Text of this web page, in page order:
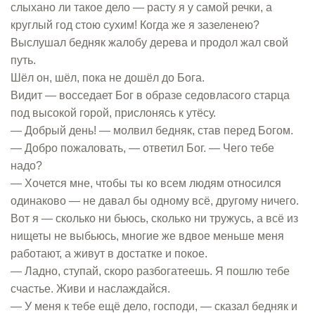
слыхано ли такое дело — расту я у самой речки, а
круглый год стою сухим! Когда же я зазеленею?
Выслушал бедняк жалобу дерева и продол жал свой
путь.
Шёл он, шёл, пока не дошёл до Бога.
Видит — восседает Бог в образе седовласого старца
под высокой горой, прислонясь к утёсу.
— Добрый день! — молвил бедняк, став перед Богом.
— Добро пожаловать, — ответил Бог. — Чего тебе
надо?
— Хочется мне, чтобы ты ко всем людям относился
одинаково — не давал бы одному всё, другому ничего.
Вот я — сколько ни бьюсь, сколько ни тружусь, а всё из
нищеты не выбьюсь, многие же вдвое меньше меня
работают, а живут в достатке и покое.
— Ладно, ступай, скоро разбогатеешь. Я пошлю тебе
счастье. Живи и наслаждайся.
— У меня к тебе ещё дело, господи, — сказал бедняк и